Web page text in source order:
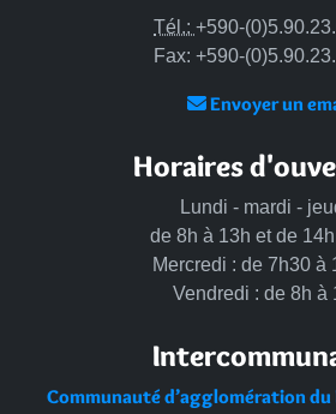
Tél.: +590-
Fax: +590-
Envoyer un
Horaires
Lundi - mardi -
de 8h à 13h et de
Mercredi : de 7h30 à
Vendredi : de 8h à
Communauté d’agglomération du